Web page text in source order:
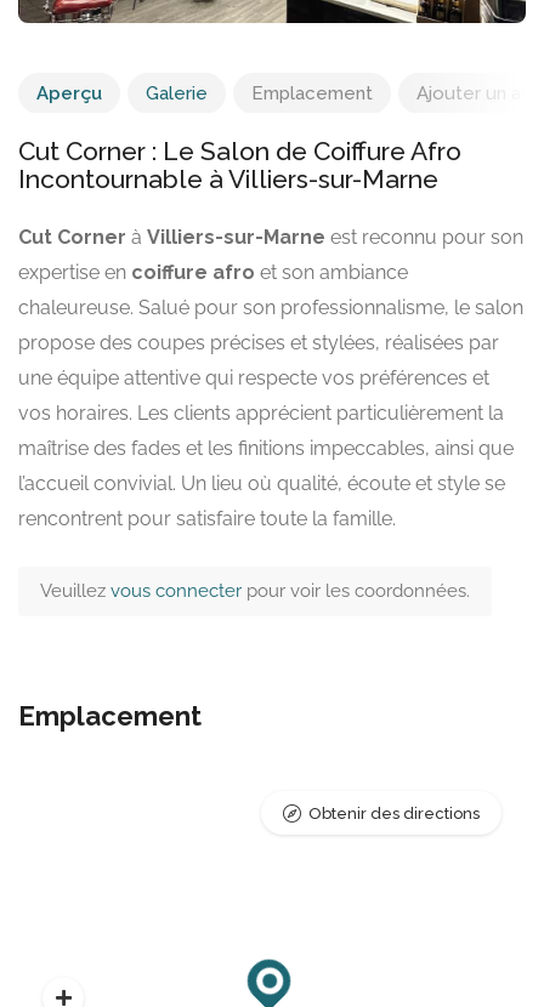
Aperçu Galerie Emplacement Ajouter un avis
Cut Corner : Le Salon de Coiffure Afro
Incontournable à Villiers-sur-Marne
Cut Corner à Villiers-sur-Marne est reconnu pour son
expertise en coiffure afro et son ambiance
chaleureuse. Salué pour son professionnalisme, le salon
propose des coupes précises et stylées, réalisées par
une équipe attentive qui respecte vos préférences et
vos horaires. Les clients apprécient particulièrement la
maîtrise des fades et les finitions impeccables, ainsi que
l’accueil convivial. Un lieu où qualité, écoute et style se
rencontrent pour satisfaire toute la famille.
Veuillez vous connecter pour voir les coordonnées.
Emplacement
Obtenir des directions